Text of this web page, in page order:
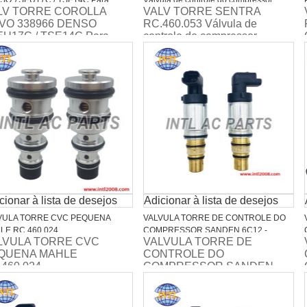
CAMRY Para LEXUS Para
DE CONTROLE RAV4 88310-
TORRE COROLLA
338966 DENSO
/ TSE14C Para
CAMRY Para
Para VÁLVULA DE
RAV4 88310-
SANDEN PXE14 para Nissan Sentra
VALV TORRE SENTRA
RC.460.053 Válvula de
controle do compressor
SANDEN PXE14 para Nissan
Sentra
à lista de desejos
TORRE CVC PEQUENA
RC.460.024
TORRE CVC
MAHLE
Adicionar à lista de desejos
VALVULA TORRE DE CONTROLE DO
COMPRESSOR SANDEN 6C12 -
CITROEN C4 PALLAS / C5 / PEUGEOT /
LAND ROVER DISCOVERY 4 (9,4CM)
RC.460.025
VALVULA TORRE DE
CONTROLE DO
COMPRESSOR SANDEN
/ C5 / PEUGEOT / LAND
ROVER DISCOVERY 4